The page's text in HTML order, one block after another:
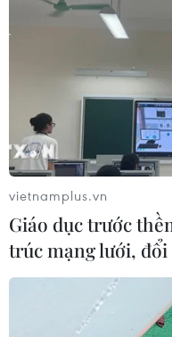
vietnamplus.vn
Giáo dục trước
trúc mạng lưới,